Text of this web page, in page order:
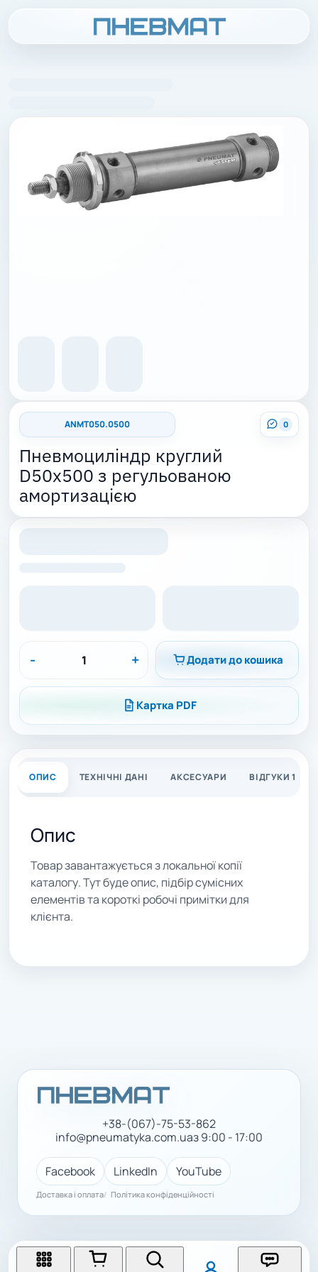
0
ANMT050.0500
Пневмоциліндр круглий
D50x500 з регульованою
амортизацією
- + Додати до кошика
Картка PDF
ОПИС ТЕХНІЧНІ ДАНІ АКСЕСУАРИ ВІДГУКИ 1
Опис
Товар завантажується з локальної копії
каталогу. Тут буде опис, підбір сумісних
елементів та короткі робочі примітки для
клієнта.
+38-(067)-75-53-862
info@pneumatyka.com.uaз 9:00 - 17:00
Facebook LinkedIn YouTube
Доставка і оплата Політика конфіденційності